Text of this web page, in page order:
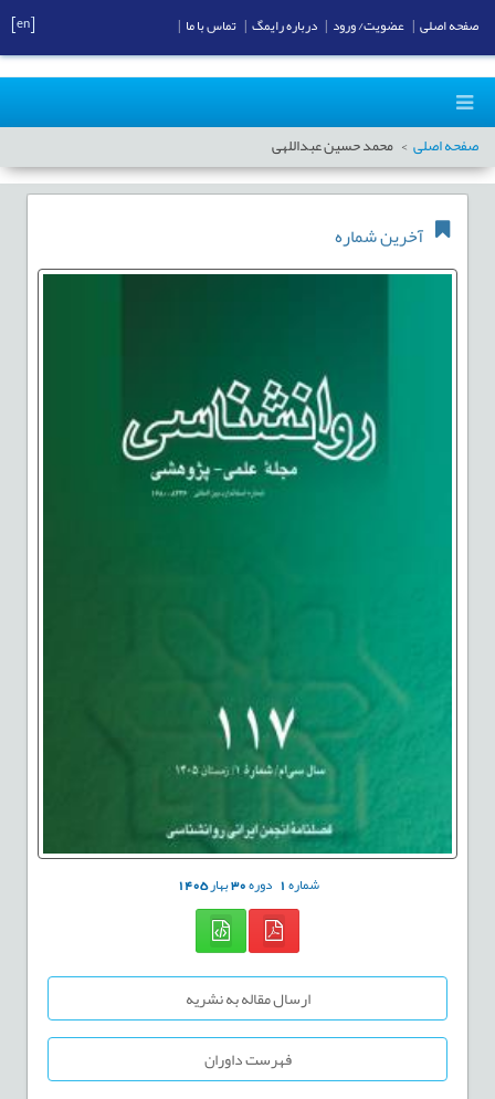
صفحه اصلی محمد حسین عبداللهی
آخرین شماره
شماره1 دوره30بهار1405
ارسال مقاله به نشریه
فهرست داوران
صفحه اصلی عضویت/ ورود درباره رایمگ تماس با ما